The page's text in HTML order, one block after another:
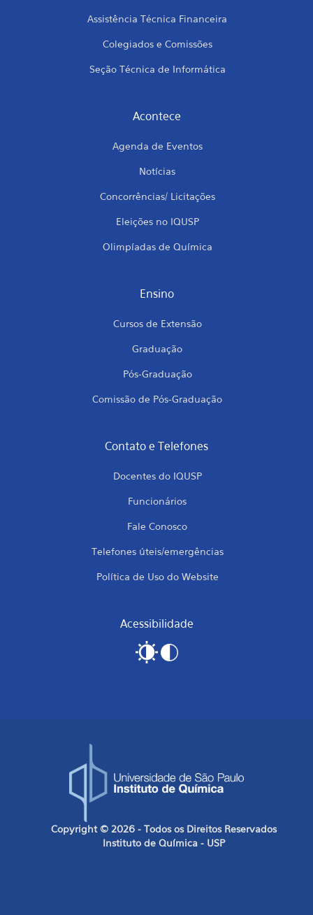
Assistência Técnica Financeira
Colegiados e Comissões
Seção Técnica de Informática
Acontece
Agenda de Eventos
Notícias
Concorrências/ Licitações
Eleições no IQUSP
Olimpíadas de Química
Ensino
Cursos de Extensão
Graduação
Pós-Graduação
Comissão de Pós-Graduação
Contato e Telefones
Docentes do IQUSP
Funcionários
Fale Conosco
Telefones úteis/emergências
Política de Uso do Website
Acessibilidade
Copyright © 2026 - Todos os Direitos Reservados
Instituto de Química - USP